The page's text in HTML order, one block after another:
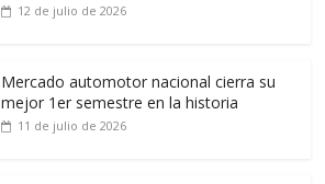
12 de julio de 2026
Mercado automotor nacional cierra su
mejor 1er semestre en la historia
11 de julio de 2026